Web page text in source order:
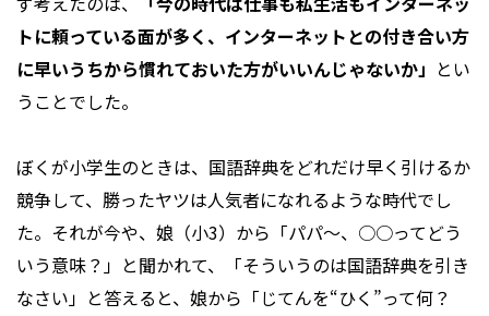
トに頼っている面が多く、インターネットとの付き合い方
に早いうちから慣れておいた方がいいんじゃないか」 とい
うことでした。
ぼくが小学生のときは、国語辞典をどれだけ早く引けるか
競争して、勝ったヤツは人気者になれるような時代でし
た。それが今や、娘（小3）から「パパ～、○○ってどう
いう意味？」と聞かれて、「そういうのは国語辞典を引き
なさい」と答えると、娘から「じてんを“ひく”って何？